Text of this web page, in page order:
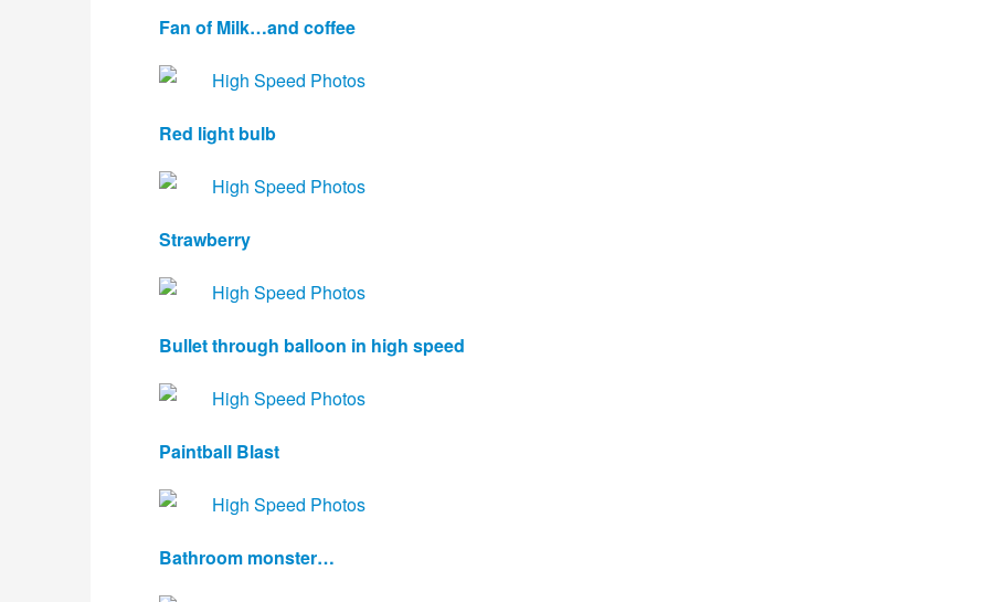
Fan of Milk…and coffee
Red light bulb
Strawberry
Bullet through balloon in high speed
Paintball Blast
Bathroom monster…